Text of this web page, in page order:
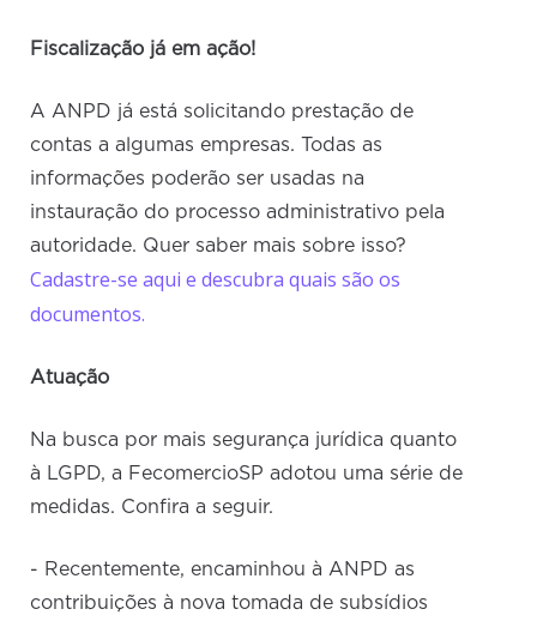
Fiscalização já em ação!
A ANPD já está solicitando prestação de
contas a algumas empresas. Todas as
informações poderão ser usadas na
instauração do processo administrativo pela
autoridade. Quer saber mais sobre isso?
Cadastre-se aqui e descubra quais são os
documentos.
Atuação
Na busca por mais segurança jurídica quanto
à LGPD, a FecomercioSP adotou uma série de
medidas. Confira a seguir.
- Recentemente, encaminhou à ANPD as
contribuições à nova tomada de subsídios